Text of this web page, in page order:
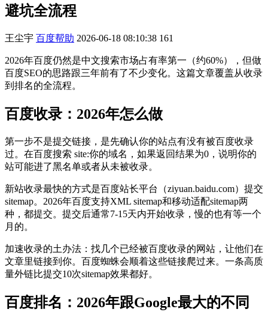
避坑全流程
王尘宇 百度帮助 2026-06-18 08:10:38 161
2026年百度仍然是中文搜索市场占有率第一（约60%），但做
百度SEO的思路跟三年前有了不少变化。这篇文章覆盖从收录
到排名的全流程。
百度收录：2026年怎么做
第一步不是提交链接，是先确认你的站点有没有被百度收录
过。在百度搜索 site:你的域名，如果返回结果为0，说明你的
站可能进了黑名单或者从未被收录。
新站收录最快的方式是百度站长平台（ziyuan.baidu.com）提交
sitemap。2026年百度支持XML sitemap和移动适配sitemap两
种，都提交。提交后通常7-15天内开始收录，慢的也有等一个
月的。
加速收录的土办法：找几个已经被百度收录的网站，让他们在
文章里链接到你。百度蜘蛛会顺着这些链接爬过来。一条高质
量外链比提交10次sitemap效果都好。
百度排名：2026年跟Google最大的不同